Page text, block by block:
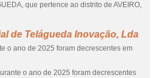
que pertence ao distrito de AVEIRO,
de Telágueda Inovação, Lda
o ano de 2025 foram decrescentes em
o ano de 2025 foram decrescentes